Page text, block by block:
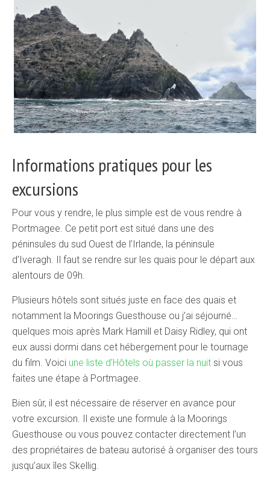
Informations pratiques pour les
excursions
Pour vous y rendre, le plus simple est de vous rendre à
Portmagee. Ce petit port est situé dans une des
péninsules du sud Ouest de l’Irlande, la péninsule
d’Iveragh. Il faut se rendre sur les quais pour le départ aux
alentours de 09h.
Plusieurs hôtels sont situés juste en face des quais et
notamment la Moorings Guesthouse ou j’ai séjourné…
quelques mois après Mark Hamill et Daisy Ridley, qui ont
eux aussi dormi dans cet hébergement pour le tournage
du film. Voici une liste d’Hôtels où passer la nuit si vous
faites une étape à Portmagee.
Bien sûr, il est nécessaire de réserver en avance pour
votre excursion. Il existe une formule à la Moorings
Guesthouse ou vous pouvez contacter directement l’un
des propriétaires de bateau autorisé à organiser des tours
jusqu’aux îles Skellig.